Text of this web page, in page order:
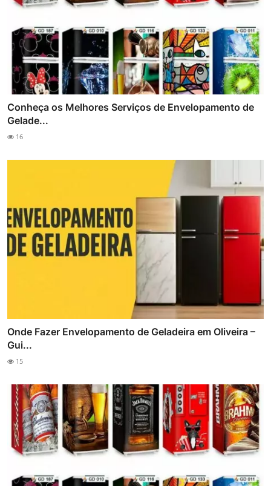
Conheça os Melhores Serviços de Envelopamento de
Gelade...
16
Onde Fazer Envelopamento de Geladeira em Oliveira –
Gui...
15